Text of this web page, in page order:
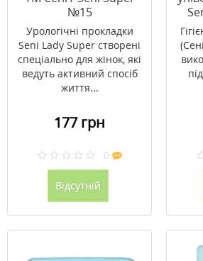
№15
Урологічні прокладки
Seni Lady Super створені
спеціально для жінок, які
ведуть активний спосіб
життя...
177 грн
0
Відсутній